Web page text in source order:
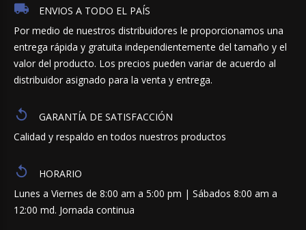
ENVIOS A TODO EL PAÍS
Por medio de nuestros distribuidores le proporcionamos una
entrega rápida y gratuita independientemente del tamaño y el
valor del producto. Los precios pueden variar de acuerdo al
distribuidor asignado para la venta y entrega.
GARANTÍA DE SATISFACCIÓN
Calidad y respaldo en todos nuestros productos
HORARIO
Lunes a Viernes de 8:00 am a 5:00 pm | Sábados 8:00 am a
12:00 md. Jornada continua